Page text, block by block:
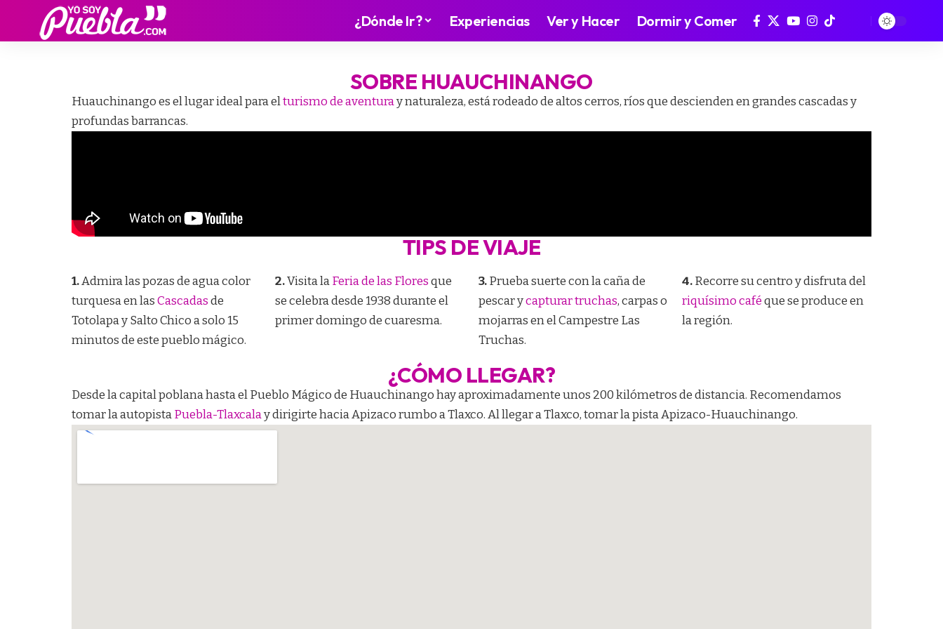
¿Dónde Ir? Experiencias Ver y Hacer Dormir y Comer
SOBRE HUAUCHINANGO
Huauchinango es el lugar ideal para elturismo de aventuray naturaleza, está rodeado de altos cerros, ríos que descienden en grandes cascadas y
profundas barrancas.
TIPS DE VIAJE
1.Admira las pozas de agua color
turquesa en lasCascadasde
Totolapa y Salto Chico a solo 15
minutos de este pueblo mágico.
2.Visita laFeria de las Floresque
se celebra desde 1938 durante el
primer domingo de cuaresma.
3.Prueba suerte con la caña de
pescar ycapturar truchas, carpas o
mojarras en el Campestre Las
Truchas.
4.Recorre su centro y disfruta del
riquísimo caféque se produce en
la región.
¿CÓMO LLEGAR?
Desde la capital poblana hasta el Pueblo Mágico de Huauchinango hay aproximadamente unos 200 kilómetros de distancia. Recomendamos
tomar la autopistaPuebla-Tlaxcalay dirigirte hacia Apizaco rumbo a Tlaxco. Al llegar a Tlaxco, tomar la pista Apizaco-Huauchinango.